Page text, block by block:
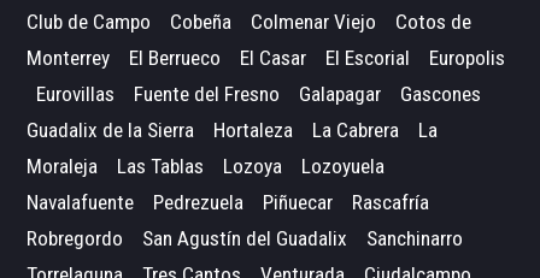
Club de Campo
Cobeña Colmenar Viejo
Cotos de
Monterrey
El Berrueco El Casar El Escorial
Europolis
Eurovillas
Fuente del Fresno Galapagar
Gascones
Guadalix de la Sierra
Hortaleza La Cabrera
La
Moraleja
Las Tablas Lozoya
Lozoyuela
Navalafuente
Pedrezuela Piñuecar
Rascafría
Robregordo
San Agustín del Guadalix
Sanchinarro